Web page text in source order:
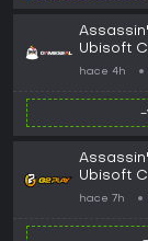
Ubisoft
hace 4h
-
Ubisoft
hace 7h